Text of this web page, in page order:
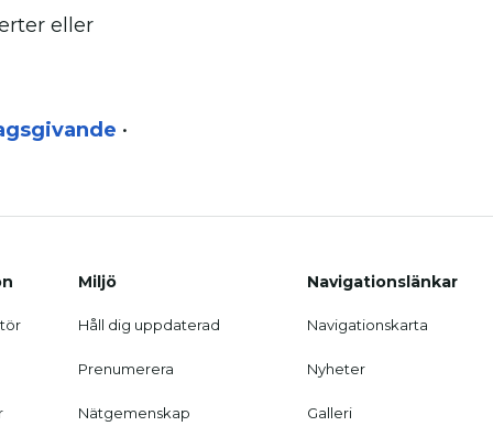
eller
•
Miljö
Håll dig uppdaterad
Prenumerera
Nätgemenskap
Navigationslänkar
Navigationskarta
Nyheter
Galleri